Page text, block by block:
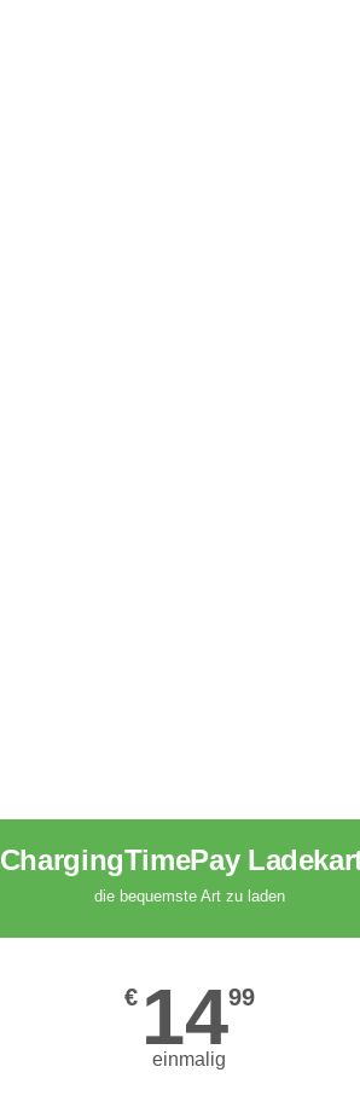
ChargingTimePay
die bequemste Art zu laden
€ 1499
einmalig